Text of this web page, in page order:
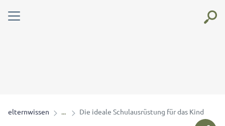
elternwissen Die ideale Schulausrüstung für das Kind